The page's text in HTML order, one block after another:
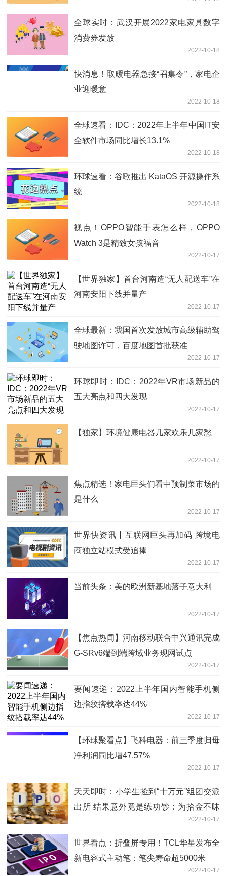
全球实时：武汉开展2022家电家具数字
消费券发放
2022-10-18
快消息！取暖电器急接“召集令”，家电企
业迎暖意
2022-10-18
全球速看：IDC：2022年上半年中国IT安
全软件市场同比增长13.1%
2022-10-18
环球速看：谷歌推出 KataOS 开源操作系
统
2022-10-18
视点！OPPO智能手表怎么样，OPPO
Watch 3是精致女孩福音
2022-10-17
【世界独家】首台河南造“无人配送车”在
河南安阳下线并量产
2022-10-17
全球最新：我国首次发放城市高级辅助驾
驶地图许可，百度地图首批获准
2022-10-17
环球即时：IDC：2022年VR市场新品的
五大亮点和四大发现
2022-10-17
【独家】环境健康电器几家欢乐几家愁
2022-10-17
焦点精选！家电巨头们看中预制菜市场的
是什么
2022-10-17
世界快资讯丨互联网巨头再加码 跨境电
商独立站模式受追捧
2022-10-17
当前头条：美的欧洲新基地落子意大利
2022-10-17
【焦点热闻】河南移动联合中兴通讯完成
G-SRv6端到端跨域业务现网试点
2022-10-17
要闻速递：2022上半年国内智能手机侧
边指纹搭载率达44%
2022-10-17
【环球聚看点】飞科电器：前三季度归母
净利润同比增47.57%
2022-10-17
天天即时：小学生捡到“十万元”组团交派
出所 结果意外竟是练功钞：为拾金不昧
2022-10-17
世界看点：折叠屏专用！TCL华星发布全
新电容式主动笔：笔尖寿命超5000米
2022-10-17